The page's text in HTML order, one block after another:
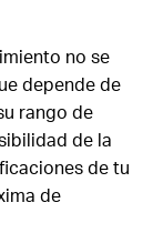
no se
depende de
rango de
de la
de tu
de